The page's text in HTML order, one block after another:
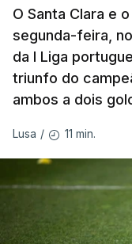
Pro Cycling) é o
primeiro a
estrada às 15:05.
Os corredores
O contrarrelógio
Volta a Portugal,
terminar a
O Santa Clara e
segunda-feira,
da I Liga
triunfo do
ambos a dois
Lusa / 11 min.